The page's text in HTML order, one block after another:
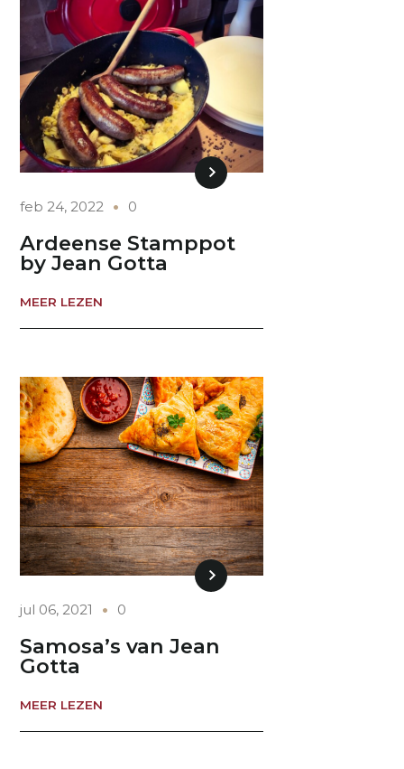
feb 24, 2022 0
Ardeense Stamppot
by Jean Gotta
MEER LEZEN
jul 06, 2021 0
Samosa’s van Jean
Gotta
MEER LEZEN